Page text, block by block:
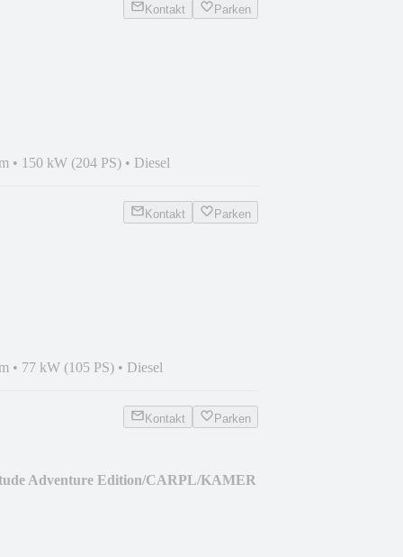
Kontakt Parken
• 150 kW (204 PS) • Diesel
Kontakt Parken
• 77 kW (105 PS) • Diesel
Kontakt Parken
Adventure Edition/CARPL/KAMER